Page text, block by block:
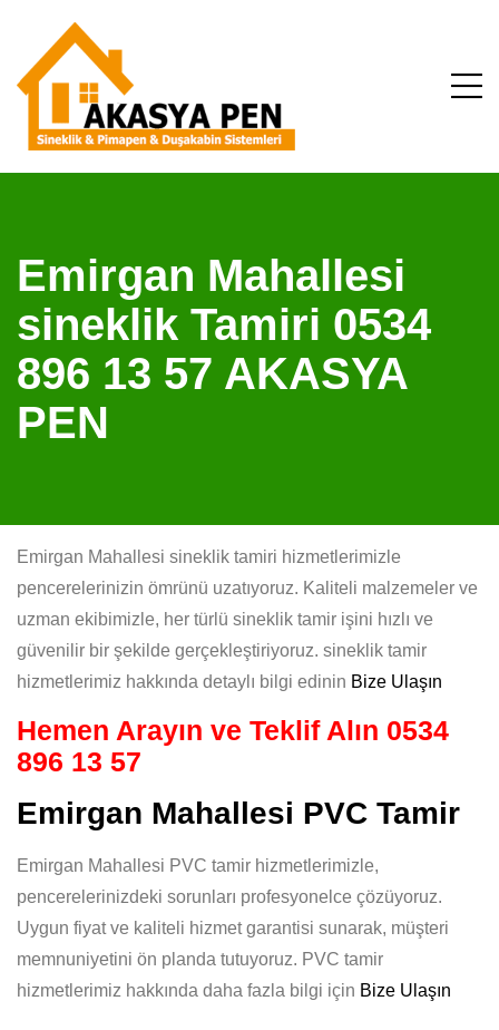
Emirgan Mahallesi
sineklik Tamiri 0534
896 13 57 AKASYA
PEN
Emirgan Mahallesi sineklik tamiri hizmetlerimizle
pencerelerinizin ömrünü uzatıyoruz. Kaliteli malzemeler ve
uzman ekibimizle, her türlü sineklik tamir işini hızlı ve
güvenilir bir şekilde gerçekleştiriyoruz. sineklik tamir
hizmetlerimiz hakkında detaylı bilgi edinin Bize Ulaşın
Hemen Arayın ve Teklif Alın 0534
896 13 57
Emirgan Mahallesi PVC Tamir
Emirgan Mahallesi PVC tamir hizmetlerimizle,
pencerelerinizdeki sorunları profesyonelce çözüyoruz.
Uygun fiyat ve kaliteli hizmet garantisi sunarak, müşteri
memnuniyetini ön planda tutuyoruz. PVC tamir
hizmetlerimiz hakkında daha fazla bilgi için Bize Ulaşın